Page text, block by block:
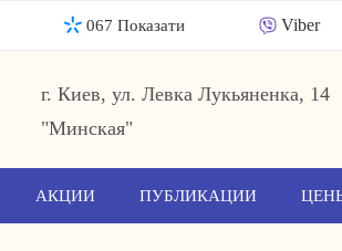
067 Показати Viber
г. Киев, ул. Левка Лукьяненка, 14
"Минская"
АКЦИИ ПУБЛИКАЦИИ